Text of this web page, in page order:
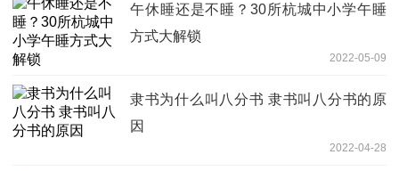
午休睡还是不睡？30所杭城中小学午睡
方式大解锁
2022-05-09
隶书为什么叫八分书 隶书叫八分书的原
因
2022-04-28